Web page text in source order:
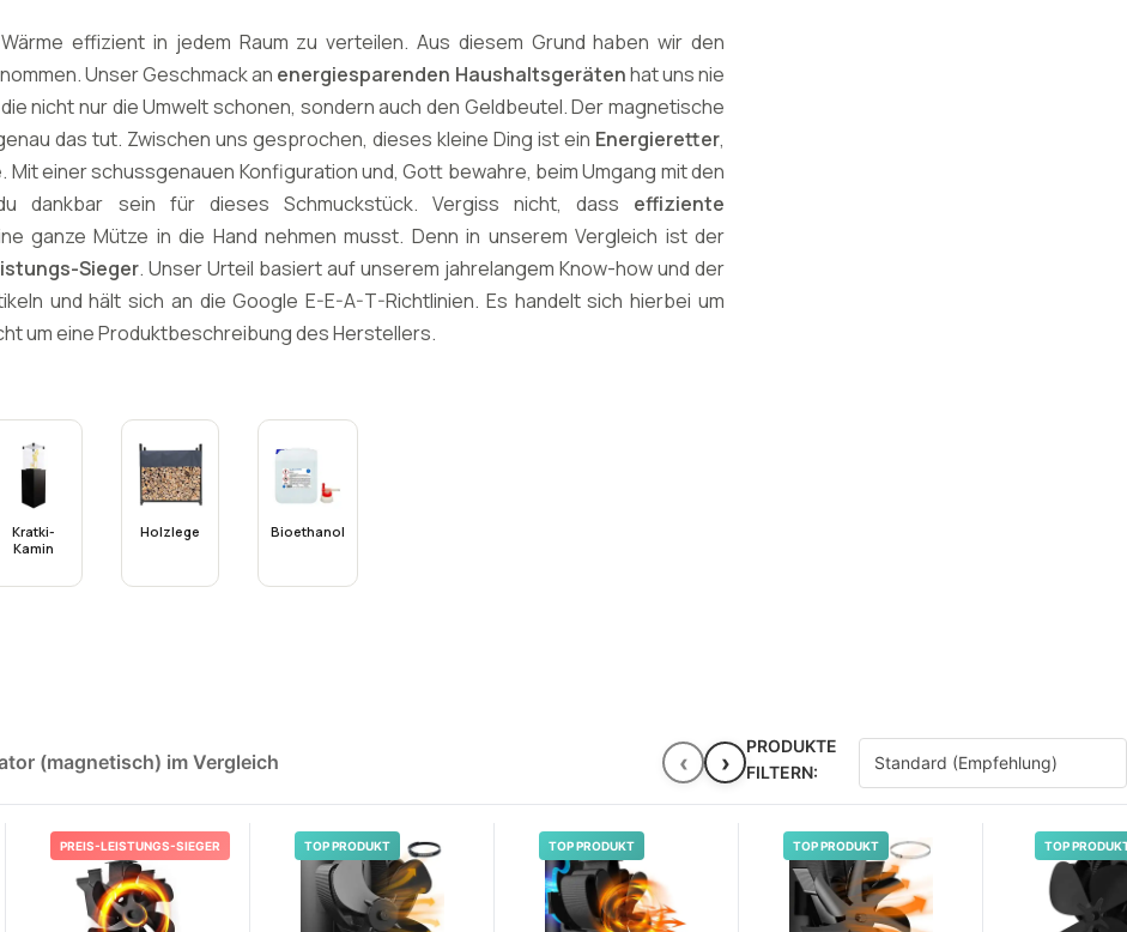
effizient in jedem Raum zu verteilen. Aus diesem Grund haben wir den
Unser Geschmack an energiesparenden Haushaltsgerätenhat uns nie
nicht nur die Umwelt schonen, sondern auch den Geldbeutel. Der magnetische
das tut. Zwischen uns gesprochen, dieses kleine Ding ist ein Energieretter,
einer schussgenauen Konfiguration und, Gott bewahre, beim Umgang mit den
dankbar sein für dieses Schmuckstück. Vergiss nicht, dass effiziente
ganze Mütze in die Hand nehmen musst. Denn in unserem Vergleich ist der
Sieger. Unser Urteil basiert auf unserem jahrelangem Know-how und der
und hält sich an die Google E-E-A-T-Richtlinien. Es handelt sich hierbei um
um eine Produktbeschreibung des Herstellers.
Kratki-
Kamin
Holzlege Bioethanol
(magnetisch) im Vergleich ‹ ›
PRODUKTE
FILTERN:
PREIS-LEISTUNGS-SIEGER TOP PRODUKT TOP PRODUKT TOP PRODUKT TOP